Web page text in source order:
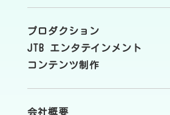
プロダクション
JTB エンタテインメント
コンテンツ制作
会社概要